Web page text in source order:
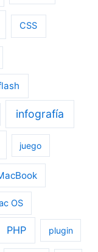
CSS
infografía
juego
OS
PHP plugin